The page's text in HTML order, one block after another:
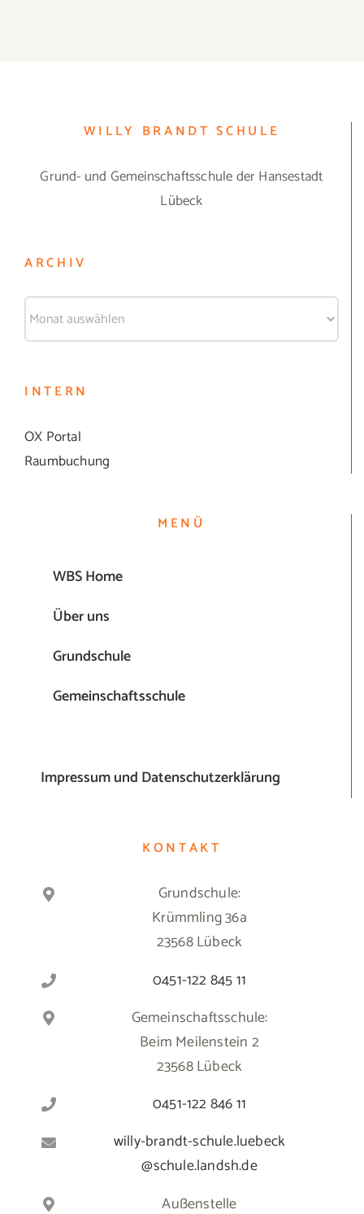
WILLY BRANDT SCHULE
Grund- und Gemeinschaftsschule der Hansestadt
Lübeck
ARCHIV
INTERN
OX Portal
Raumbuchung
MENÜ
WBS Home
Über uns
Grundschule
Gemeinschaftsschule
Impressum und Datenschutzerklärung
KONTAKT
Grundschule:
Krümmling 36a
23568 Lübeck
0451-122 845 11
Gemeinschaftsschule:
Beim Meilenstein 2
23568 Lübeck
0451-122 846 11
willy-brandt-schule.luebeck
@schule.landsh.de
Außenstelle